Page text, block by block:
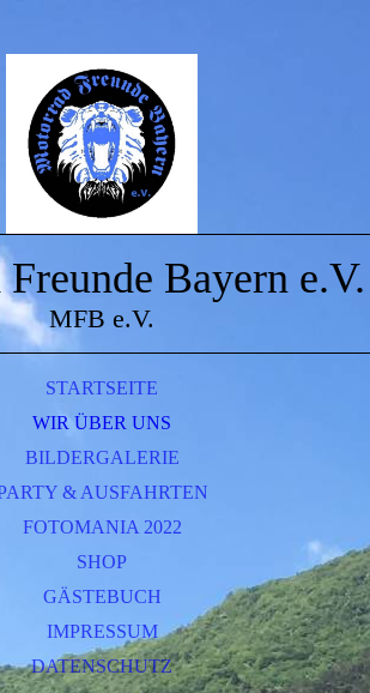
Bayern e.V.
MFB e.V.
STARTSEITE
WIR ÜBER UNS
BILDERGALERIE
& AUSFAHRTEN
FOTOMANIA 2022
SHOP
GÄSTEBUCH
IMPRESSUM
DATENSCHUTZ